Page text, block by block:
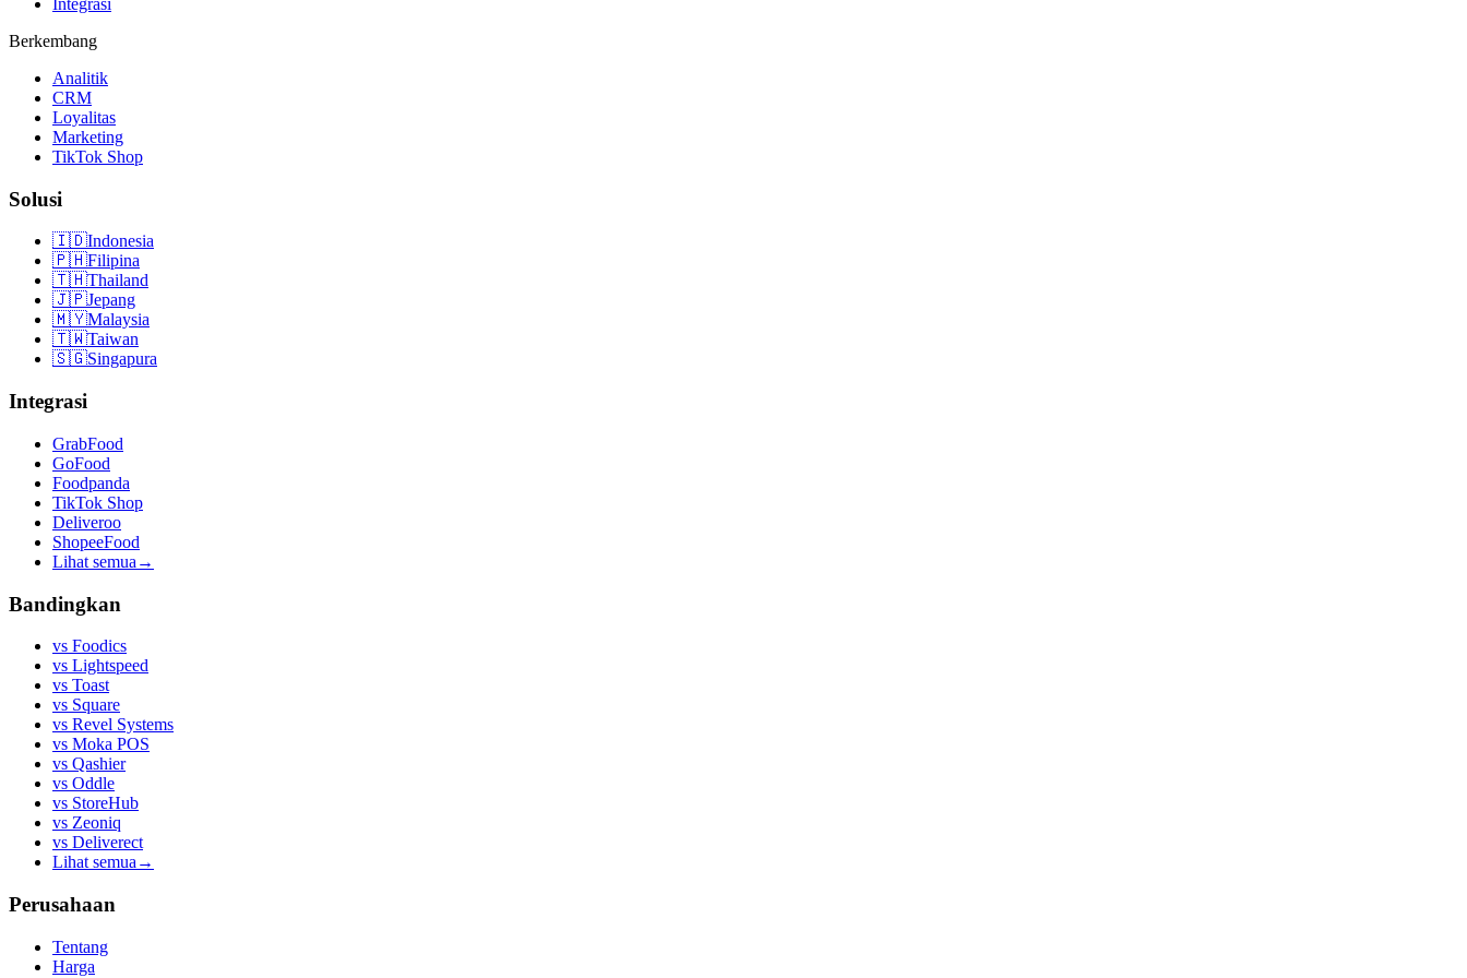
Integrasi
Berkembang
Analitik
CRM
Loyalitas
Marketing
TikTok Shop
Solusi
🇮🇩Indonesia
🇵🇭Filipina
🇹🇭Thailand
🇯🇵Jepang
🇲🇾Malaysia
🇹🇼Taiwan
🇸🇬Singapura
Integrasi
GrabFood
GoFood
Foodpanda
TikTok Shop
Deliveroo
ShopeeFood
Lihat semua →
Bandingkan
vs Foodics
vs Lightspeed
vs Toast
vs Square
vs Revel Systems
vs Moka POS
vs Qashier
vs Oddle
vs StoreHub
vs Zeoniq
vs Deliverect
Lihat semua →
Perusahaan
Tentang
Harga